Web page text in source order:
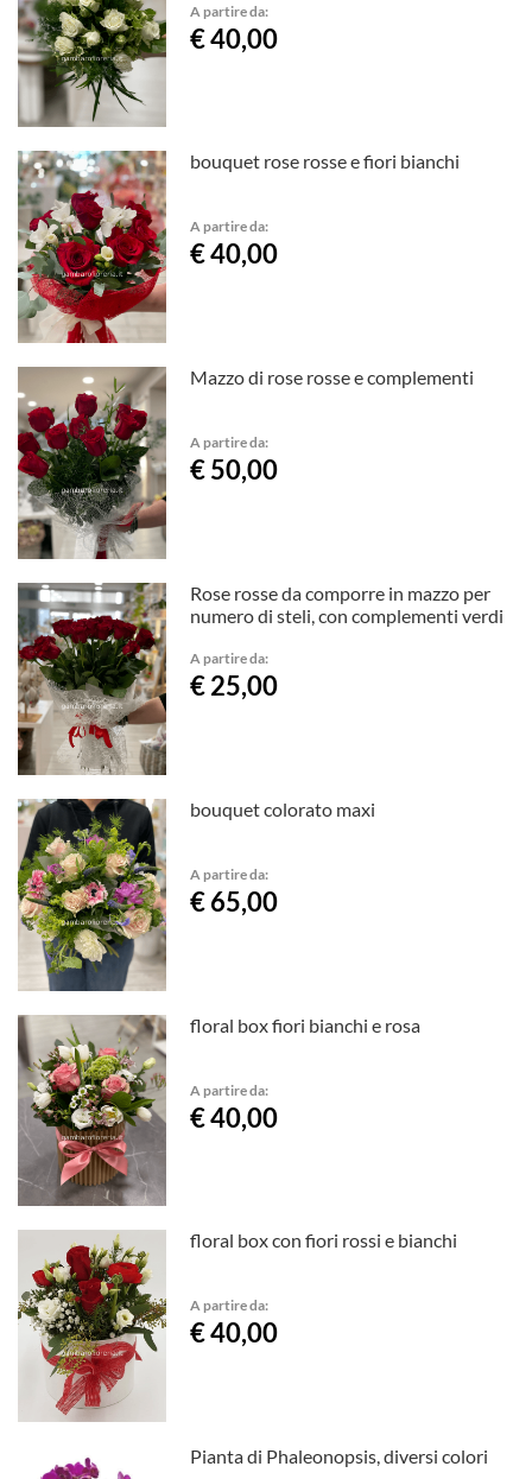
A partire da:
€ 40,00
bouquet rose rosse e fiori bianchi
A partire da:
€ 40,00
Mazzo di rose rosse e complementi
A partire da:
€ 50,00
Rose rosse da comporre in mazzo per
numero di steli, con complementi verdi
A partire da:
€ 25,00
bouquet colorato maxi
A partire da:
€ 65,00
floral box fiori bianchi e rosa
A partire da:
€ 40,00
floral box con fiori rossi e bianchi
A partire da:
€ 40,00
Pianta di Phaleonopsis, diversi colori